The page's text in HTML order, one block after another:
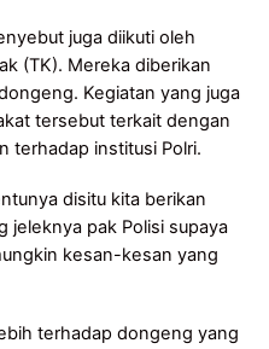
juga diikuti oleh
(TK). Mereka diberikan
Kegiatan yang juga
tersebut terkait dengan
terhadap institusi Polri.
disitu kita berikan
jeleknya pak Polisi supaya
kesan-kesan yang
terhadap dongeng yang